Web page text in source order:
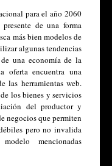
para el año 2060
de una forma
más bien modelos de
algunas tendencias
una economía de la
oferta encuentra una
las herramientas web.
los bienes y servicios
del productor y
negocios que permiten
pero no invalida
mencionadas